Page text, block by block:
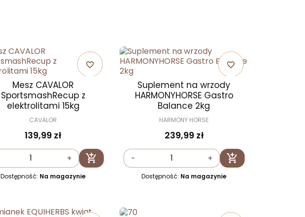
favorite_border
Mesz CAVALOR
SportsmashRecup z
elektrolitami 15kg
CAVALOR
139,99 zł
+ 
Dodaj do koszyka
Dostępność: Na magazynie
favorite_border
Suplement na wrzody
HARMONYHORSE Gastro
Balance 2kg
HARMONY HORSE
239,99 zł
- + 
Dodaj do koszyka
Dostępność: Na magazynie